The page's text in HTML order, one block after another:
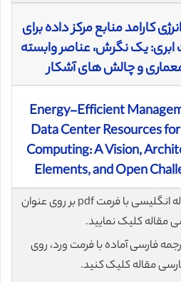
کارامد منابع مرکز داده برای
یک نگرش، عناصر وابسته
و چالش های آشکار
Energy-Efficient
Data Center Resources
Computing: A Vision,
Elements, and Open
برای دانلود رایگان مقاله انگلیسی با فرمت pdf بر روی عنوان
مقاله کلیک نمایید.
فارسی آماده با فرمت ورد، روی
مقاله کلیک کنید.